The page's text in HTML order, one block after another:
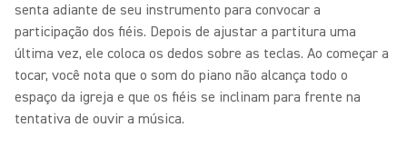
senta adiante de seu instrumento para convocar a
participação dos fiéis. Depois de ajustar a partitura uma
última vez, ele coloca os dedos sobre as teclas. Ao começar a
tocar, você nota que o som do piano não alcança todo o
espaço da igreja e que os fiéis se inclinam para frente na
tentativa de ouvir a música.